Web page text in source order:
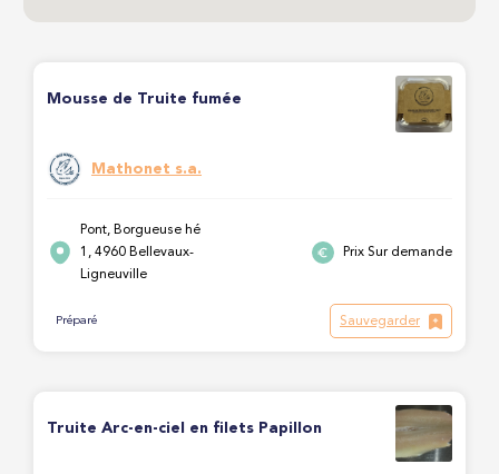
Mousse de Truite fumée
Mathonet s.a.
Pont, Borgueuse hé
1, 4960 Bellevaux-
Ligneuville
Prix Sur demande
Préparé Sauvegarder
Truite Arc-en-ciel en filets Papillon